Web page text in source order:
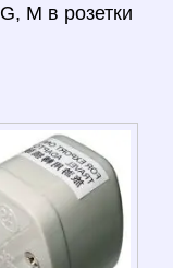
M в розетки